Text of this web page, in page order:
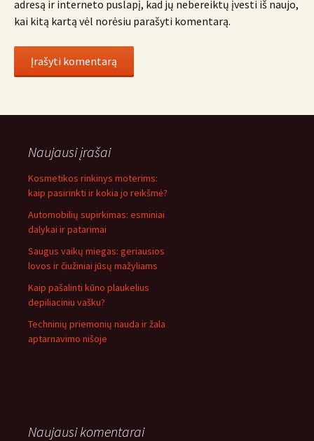
adresą ir interneto puslapį, kad jų nebereiktų įvesti iš naujo,
kai kitą kartą vėl norėsiu parašyti komentarą.
Naujausi įrašai
Kosmetikos rinkinys moterims:
kaip pasirinkti ir kokia jo reikšmė?
Automobilių supirkimas: esminiai
dalykai ir patarimai
Saugus vaikų miegas: geriausios
lovos ir čiužiniai jūsų mažyliams
Kaip pašalinti kūno plaukelius
depiliaciniu vašku?
Techninių priemonių nauda ir žala
aptarnavimo nišoje
Naujausi komentarai